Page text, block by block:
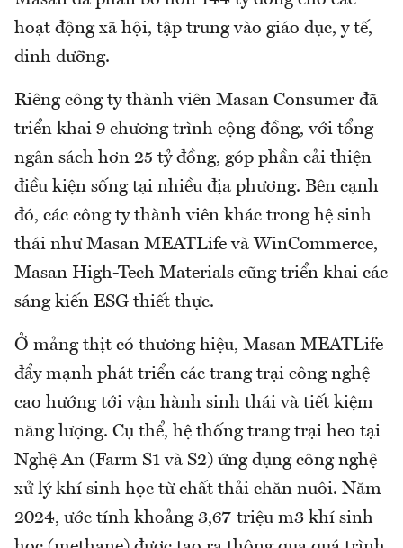
hoạt động xã hội, tập trung vào giáo dục, y tế,
dinh dưỡng.
Riêng công ty thành viên Masan Consumer đã
triển khai 9 chương trình cộng đồng, với tổng
ngân sách hơn 25 tỷ đồng, góp phần cải thiện
điều kiện sống tại nhiều địa phương. Bên cạnh
đó, các công ty thành viên khác trong hệ sinh
thái như Masan MEATLife và WinCommerce,
Masan High-Tech Materials cũng triển khai các
sáng kiến ESG thiết thực.
Ở mảng thịt có thương hiệu, Masan MEATLife
đẩy mạnh phát triển các trang trại công nghệ
cao hướng tới vận hành sinh thái và tiết kiệm
năng lượng. Cụ thể, hệ thống trang trại heo tại
Nghệ An (Farm S1 và S2) ứng dụng công nghệ
xử lý khí sinh học từ chất thải chăn nuôi. Năm
2024, ước tính khoảng 3,67 triệu m3 khí sinh